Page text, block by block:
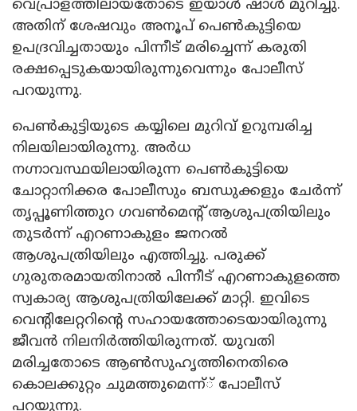
വെപ്രാളത്തിലായതോടെ ഇയാള്‍ ഷാള്‍ മുറിച്ചു.
അതിന് ശേഷവും അനൂപ് പെണ്‍കുട്ടിയെ
ഉപദ്രവിച്ചതായും പിന്നീട് മരിച്ചെന്ന് കരുതി
രക്ഷപ്പെടുകയായിരുന്നുവെന്നും പോലീസ്
പറയുന്നു.
പെണ്‍കുട്ടിയുടെ കയ്യിലെ മുറിവ് ഉറുമ്പരിച്ച
നിലയിലായിരുന്നു. അര്‍ധ
നഗ്നാവസ്ഥയിലായിരുന്ന പെണ്‍കുട്ടിയെ
ചോറ്റാനിക്കര പോലീസും ബന്ധുക്കളും ചേര്‍ന്ന്
തൃപ്പൂണിത്തുറ ഗവണ്‍മെന്റ് ആശുപത്രിയിലും
തുടര്‍ന്ന് എറണാകുളം ജനറല്‍
ആശുപത്രിയിലും എത്തിച്ചു. പരുക്ക്
ഗുരുതരമായതിനാല്‍ പിന്നീട് എറണാകുളത്തെ
സ്വകാര്യ ആശുപത്രിയിലേക്ക് മാറ്റി. ഇവിടെ
വെന്റിലേറ്ററിന്റെ സഹായത്തോടെയായിരുന്നു
ജീവന്‍ നിലനിര്‍ത്തിയിരുന്നത്. യുവതി
മരിച്ചതോടെ ആണ്‍സുഹൃത്തിനെതിരെ
കൊലക്കുറ്റം ചുമത്തുമെന്ന്് പോലീസ്
പറയുന്നു.